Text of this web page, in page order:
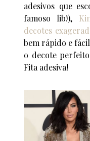
adesivos que
famoso lib!),
decotes
bem rápido e
o decote
Fita adesiva!